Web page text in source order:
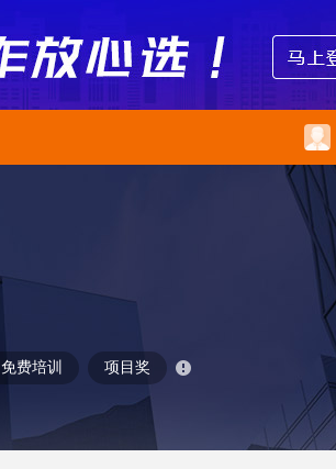
免费培训 项目奖